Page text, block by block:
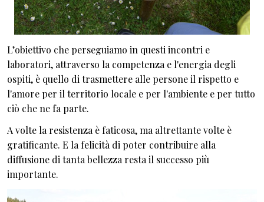
L’obiettivo che perseguiamo in questi incontri e
laboratori, attraverso la competenza e l'energia degli
ospiti, è quello di trasmettere alle persone il rispetto e
l'amore per il territorio locale e per l'ambiente e per tutto
ciò che ne fa parte.
A volte la resistenza è faticosa, ma altrettante volte è
gratificante. E la felicità di poter contribuire alla
diffusione di tanta bellezza resta il successo più
importante.